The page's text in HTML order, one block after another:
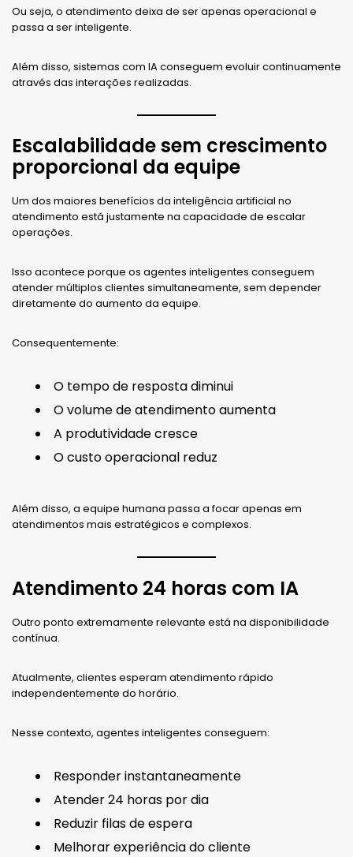
Ou seja, o atendimento deixa de ser apenas operacional e
passa a ser inteligente.
Além disso, sistemas com IA conseguem evoluir continuamente
através das interações realizadas.
Escalabilidade sem crescimento
proporcional da equipe
Um dos maiores benefícios da inteligência artificial no
atendimento está justamente na capacidade de escalar
operações.
Isso acontece porque os agentes inteligentes conseguem
atender múltiplos clientes simultaneamente, sem depender
diretamente do aumento da equipe.
Consequentemente:
O tempo de resposta diminui
O volume de atendimento aumenta
A produtividade cresce
O custo operacional reduz
Além disso, a equipe humana passa a focar apenas em
atendimentos mais estratégicos e complexos.
Atendimento 24 horas com IA
Outro ponto extremamente relevante está na disponibilidade
contínua.
Atualmente, clientes esperam atendimento rápido
independentemente do horário.
Nesse contexto, agentes inteligentes conseguem:
Responder instantaneamente
Atender 24 horas por dia
Reduzir filas de espera
Melhorar experiência do cliente